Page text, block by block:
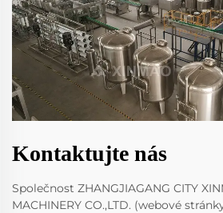
Kontaktujte nás
Společnost ZHANGJIAGANG CITY
MACHINERY CO.,LTD. (webové